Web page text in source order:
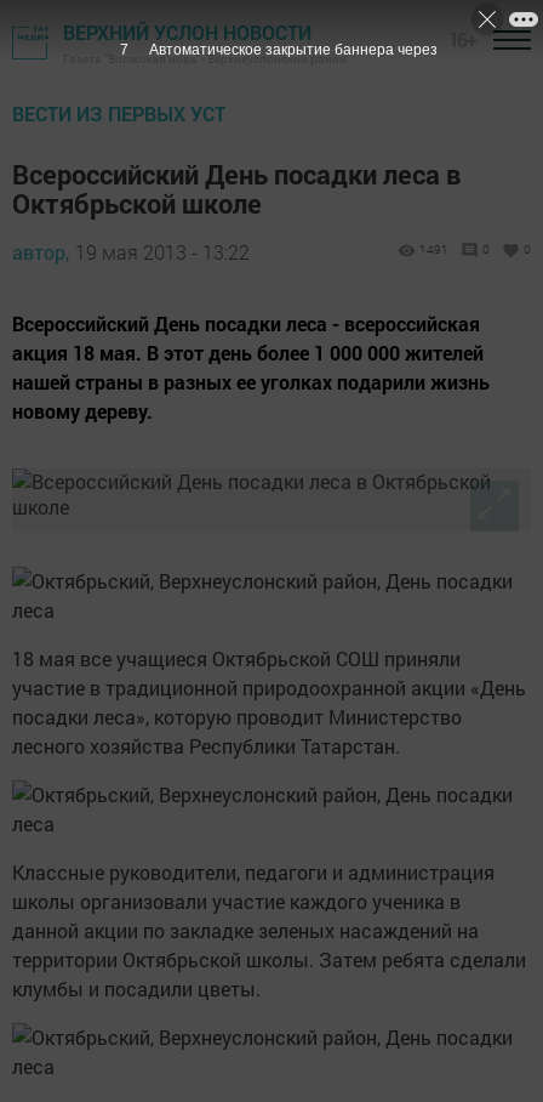
ВЕРХНИЙ УСЛОН НОВОСТИ
Газета "Волжская новь" - Верхнеуслонский район
ВЕСТИ ИЗ ПЕРВЫХ УСТ
Всероссийский День посадки леса в
Октябрьской школе
автор, 19 мая 2013 - 13:22 1491 0 0
Всероссийский День посадки леса - всероссийская
акция 18 мая. В этот день более 1 000 000 жителей
нашей страны в разных ее уголках подарили жизнь
новому дереву.
18 мая все учащиеся Октябрьской СОШ приняли
участие в традиционной природоохранной акции «День
посадки леса», которую проводит Министерство
лесного хозяйства Республики Татарстан.
Классные руководители, педагоги и администрация
школы организовали участие каждого ученика в
данной акции по закладке зеленых насаждений на
территории Октябрьской школы. Затем ребята сделали
клумбы и посадили цветы.
6 Автоматическое закрытие баннера через